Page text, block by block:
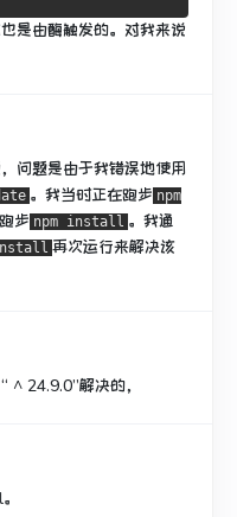
是由酶触发的。 对我来说
问题是由于我错误地使用
。 我当时正在跑步 npm
步 npm install 。 我通
再次运行来解决该
^ 24.9.0”解决的，